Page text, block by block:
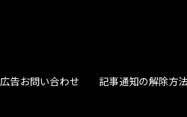
広告お問い合わせ 記事通知の解除方法